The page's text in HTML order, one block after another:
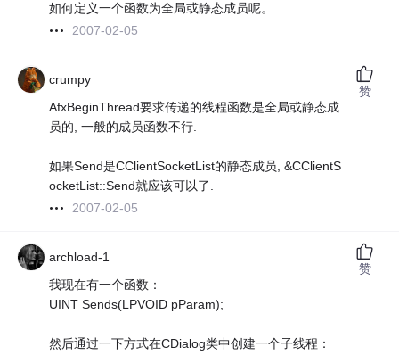
如何定义一个函数为全局或静态成员呢。
2007-02-05
crumpy
AfxBeginThread要求传递的线程函数是全局或静态成
员的, 一般的成员函数不行.
如果Send是CClientSocketList的静态成员, &CClientS
ocketList::Send就应该可以了.
2007-02-05
赞
archload-1
我现在有一个函数：
UINT Sends(LPVOID pParam);
然后通过一下方式在CDialog类中创建一个子线程：
赞